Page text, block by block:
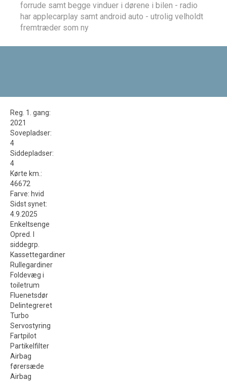
forrude samt begge vinduer i dørene i bilen - radio
har applecarplay samt android auto - utrolig velholdt
fremtræder som ny
Reg. 1. gang:
2021
Sovepladser:
4
Siddepladser:
4
Kørte km.:
46672
Farve: hvid
Sidst synet:
4.9.2025
Enkeltsenge
Opred. I
siddegrp.
Kassettegardiner
Rullegardiner
Foldevæg i
toiletrum
Fluenetsdør
Delintegreret
Turbo
Servostyring
Fartpilot
Partikelfilter
Airbag
førersæde
Airbag